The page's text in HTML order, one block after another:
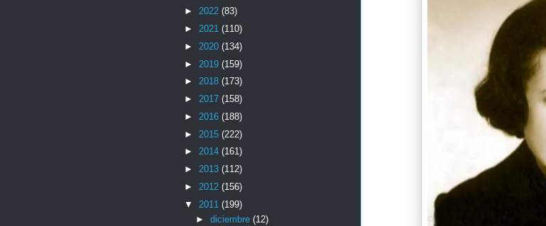
► 2022 (83)
► 2021 (110)
► 2020 (134)
► 2019 (159)
► 2018 (173)
► 2017 (158)
► 2016 (188)
► 2015 (222)
► 2014 (161)
► 2013 (112)
► 2012 (156)
▼ 2011 (199)
► diciembre (12)